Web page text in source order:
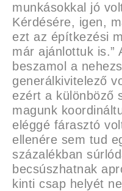
munkásokkal jó
Kérdésére, igen,
ezt az építkezési
már ajánlottuk is.”
beszamol a
generálkivitelező
ezért a különböző
magunk
eléggé fárasztó
ellenére sem tud
százalékban
becsúszhatnak
kinti csap helyét